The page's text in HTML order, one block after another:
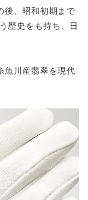
後、昭和初期まで
歴史をも持ち、日
魚川産翡翠を現代